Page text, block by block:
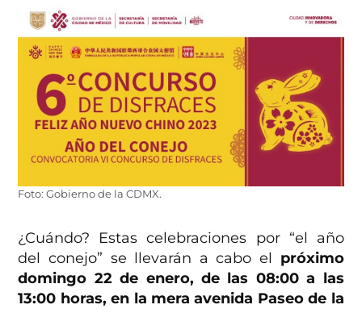
Foto: Gobierno de la CDMX.
¿Cuándo? Estas celebraciones por “el año
del conejo” se llevarán a cabo el próximo
domingo 22 de enero, de las 08:00 a las
13:00 horas, en la mera avenida Paseo de la